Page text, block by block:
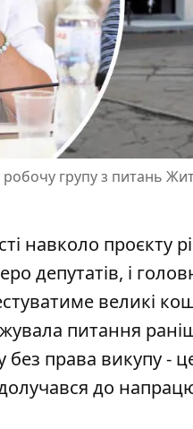
групу з питань
навколо
депутатів, і
великі
питання
без права викупу -
до